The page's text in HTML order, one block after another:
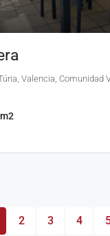
Valencia, Comunidad
m2
2 3 4